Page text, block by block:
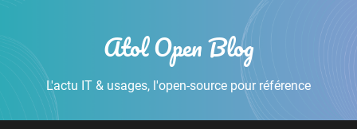
Atol Open Blog
L'actu IT & usages, l'open-source pour référence